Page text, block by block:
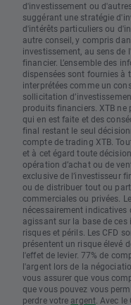
d'investissement ou
suggérant une stratégie
d'intérêts particuliers ou
autre conseil, y compris
investissement, au sens de
financier. L’ensemble des
dispensées sont fournies à
interprétées comme un
sollicitation
produits financiers. XTB ne
qui en est faite et des
final restant le seul
compte de trading XTB.
et à cet égard toute
opération d’achat ou de
exclusive de l’investisseur
ou de distribuer tout ou
commerciales ou privées.
nécessairement
agissant sur la base de
risques et périls. Les CFD
présentent un risque élevé
l'effet de levier. 77% de
l'argent lors de la
vous assurer que vous
que vous pouvez vous
perdre votre argent. Avec le